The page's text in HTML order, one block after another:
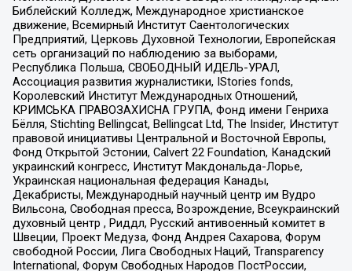
Библейский Колледж, Международное христианское
движение, Всемирный Институт Саентологических
Предприятий, Церковь Духовной Технологии, Европейская
сеть организаций по наблюдению за выборами,
Республика Польша, СВОБОДНЫЙ ИДЕЛЬ-УРАЛ,
Ассоциация развития журналистики, IStories fonds,
Королевский Институт Международных Отношений,
КРИМСЬКА ПРАВОЗАХИСНА ГРУПА, Фонд имени Генриха
Бёлля, Stichting Bellingcat, Bellingcat Ltd, The Insider, Институт
правовой инициативы Центральной и Восточной Европы,
Фонд Открытой Эстонии, Calvert 22 Foundation, Канадский
украинский конгресс, Институт Макдональда-Лорье,
Украинская национальная федерация Канады,
Декабристы, Международный научный центр им Вудро
Вильсона, Свободная пресса, Возрождение, Всеукраинский
духовный центр , Риддл, Русский антивоенный комитет в
Швеции, Проект Медуза, Фонд Андрея Сахарова, Форум
свободной России, Лига Свободных Наций, Transparеncy
International, Форум Свободных Народов ПостРоссии,